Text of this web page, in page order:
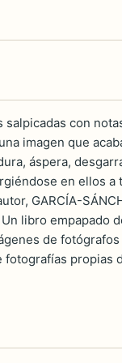
salpicadas con
imagen que
áspera,
en ellos
GARCÍA-
libro empapado
de
propias